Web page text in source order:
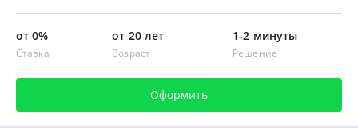
от 0%
Ставка
от 20 лет
Возраст
1-2 минуты
Решение
Оформить